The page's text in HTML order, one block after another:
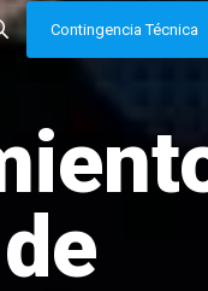
Contingencia Técnica